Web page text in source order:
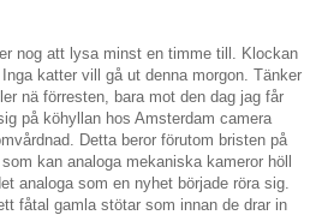
nog att lysa minst en timme till. Klockan
katter vill gå ut denna morgon. Tänker
nä förresten, bara mot den dag jag får
på köhyllan hos Amsterdam camera
Detta beror förutom bristen på
kan analoga mekaniska kameror höll
analoga som en nyhet började röra sig.
fåtal gamla stötar som innan de drar in